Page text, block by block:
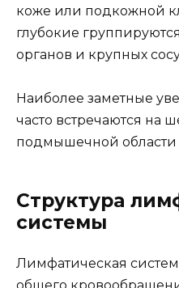
коже или подкожной
глубокие
органов и крупных
Наиболее заметные
часто встречаются на
подмышечной области
Структура
системы
Лимфатическая